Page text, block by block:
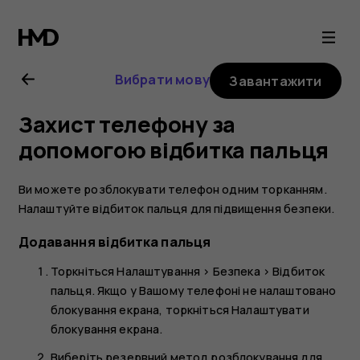
Посібник
користувача
Nokia
8
Вибрати мову Завантажити
Захист телефону за
допомогою відбитка пальця
Ви можете розблокувати телефон одним торканням.
Налаштуйте відбиток пальця для підвищення безпеки.
Додавання відбитка пальця
ТоркнітьсяНалаштування > Безпека >Відбиток
пальця. Якщо у Вашому телефоні не налаштовано
блокування екрана, торкнітьсяНалаштувати
блокування екрана.